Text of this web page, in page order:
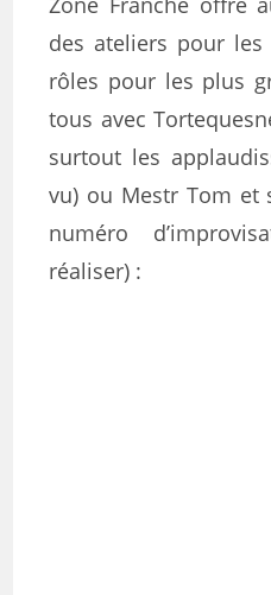
des ateliers pour
rôles pour les plus
tous avec
surtout les
vu) ou Mestr Tom et
numéro
réaliser) :